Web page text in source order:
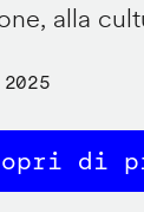
alla
di